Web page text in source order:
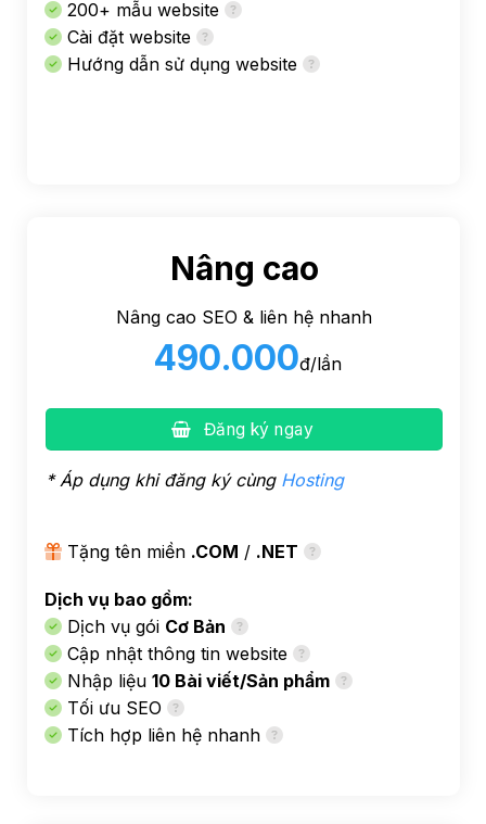
200+ mẫu website
Cài đặt website
Hướng dẫn sử dụng website
Nâng cao
Nâng cao SEO & liên hệ nhanh
490.000đ/lần
Đăng ký ngay
* Áp dụng khi đăng ký cùng Hosting
Tặng tên miền .COM / .NET
Dịch vụ bao gồm:
Dịch vụ gói Cơ Bản
Cập nhật thông tin website
Nhập liệu 10 Bài viết/Sản phẩm
Tối ưu SEO
Tích hợp liên hệ nhanh